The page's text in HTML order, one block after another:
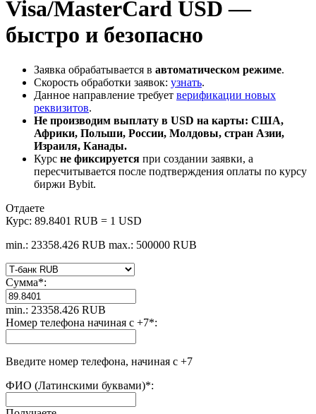
Visa/MasterCard USD —
быстро и безопасно
Заявка обрабатывается в автоматическом режиме.
Скорость обработки заявок: узнать.
Данное направление требует верификации новых
реквизитов.
Не производим выплату в USD на карты: США,
Африки, Польши, России, Молдовы, стран Азии,
Израиля, Канады.
Курс не фиксируется при создании заявки, а
пересчитывается после подтверждения оплаты по курсу
биржи Bybit.
Отдаете
Курс: 89.8401 RUB = 1 USD
min.: 23358.426 RUB max.: 500000 RUB
Сумма*:
min.: 23358.426 RUB
Номер телефона начиная с +7*:
Введите номер телефона, начиная с +7
ФИО (Латинскими буквами)*: